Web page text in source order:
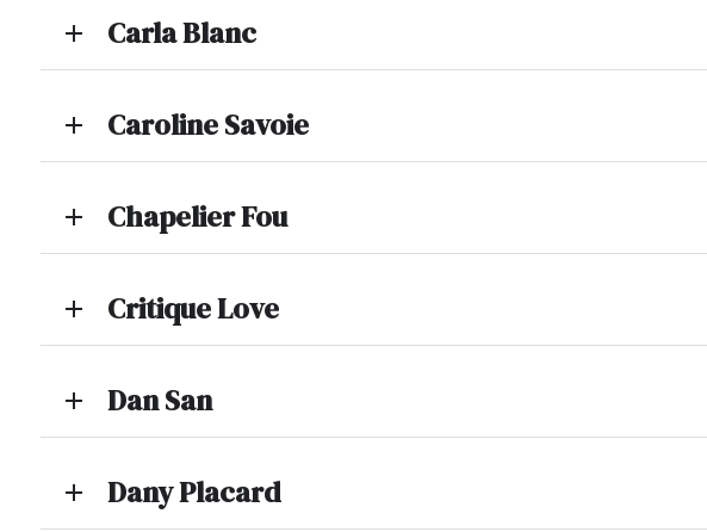
add Carla Blanc
add Caroline Savoie
add Chapelier Fou
add Critique Love
add Dan San
add Dany Placard